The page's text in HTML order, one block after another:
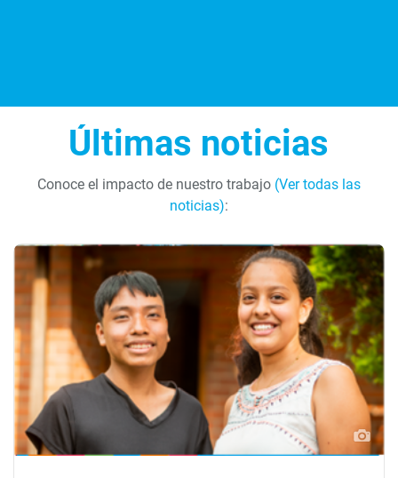
Últimas noticias
Conoce el impacto de nuestro trabajo(Ver todas las
noticias):